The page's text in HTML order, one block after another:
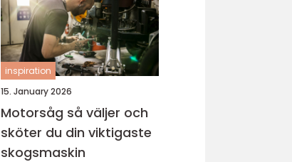
inspiration
15. January 2026
Motorsåg så väljer och
sköter du din viktigaste
skogsmaskin